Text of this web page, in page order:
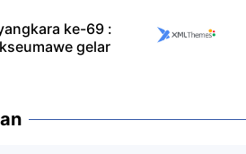
ke-69 :
gelar